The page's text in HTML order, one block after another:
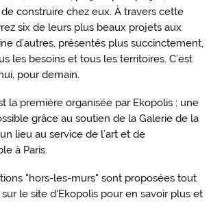
construire chez eux. À travers cette
six de leurs plus beaux projets aux
d’autres, présentés plus succinctement,
les besoins et tous les territoires. C’est
pour demain.
la première organisée par Ekopolis : une
grâce au soutien de la Galerie de la
lieu au service de l’art et de
à Paris.
"hors-les-murs" sont proposées tout
le site d'Ekopolis pour en savoir plus et